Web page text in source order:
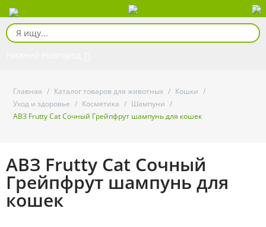
Главная / Каталог товаров для животных / Кошки /
Уход и здоровье / Косметика / Шампуни /
АВЗ Frutty Cat Сочный Грейпфрут шампунь для кошек
АВЗ Frutty Cat Сочный
Грейпфрут шампунь для
кошек